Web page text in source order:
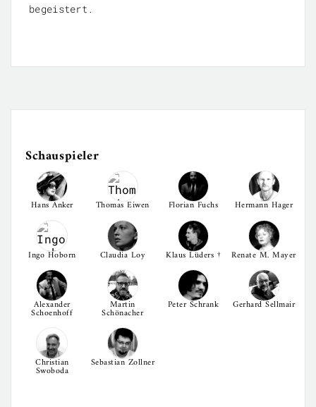
begeistert.
Schauspieler
Hans Anker Thomas Eiwen Florian Fuchs Hermann Hager
Ingo Hoborn Claudia Loy Klaus Lüders † Renate M. Mayer
Alexander
Schoenhoff
Martin
Schönacher
Peter Schrank Gerhard Sellmair
Christian
Swoboda
Sebastian Zollner